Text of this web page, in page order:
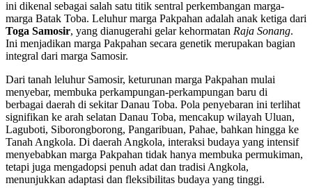
ini dikenal sebagai salah satu titik sentral perkembangan marga-
marga Batak Toba. Leluhur marga Pakpahan adalah anak ketiga dari
Toga Samosir, yang dianugerahi gelar kehormatan Raja Sonang.
Ini menjadikan marga Pakpahan secara genetik merupakan bagian
integral dari marga Samosir.
Dari tanah leluhur Samosir, keturunan marga Pakpahan mulai
menyebar, membuka perkampungan-perkampungan baru di
berbagai daerah di sekitar Danau Toba. Pola penyebaran ini terlihat
signifikan ke arah selatan Danau Toba, mencakup wilayah Uluan,
Laguboti, Siborongborong, Pangaribuan, Pahae, bahkan hingga ke
Tanah Angkola. Di daerah Angkola, interaksi budaya yang intensif
menyebabkan marga Pakpahan tidak hanya membuka permukiman,
tetapi juga mengadopsi penuh adat dan tradisi Angkola,
menunjukkan adaptasi dan fleksibilitas budaya yang tinggi.